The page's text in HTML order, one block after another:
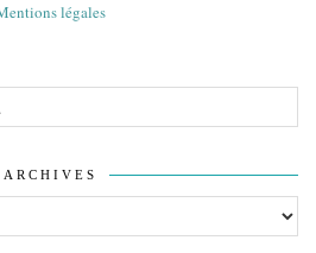
légales
ARCHIVES